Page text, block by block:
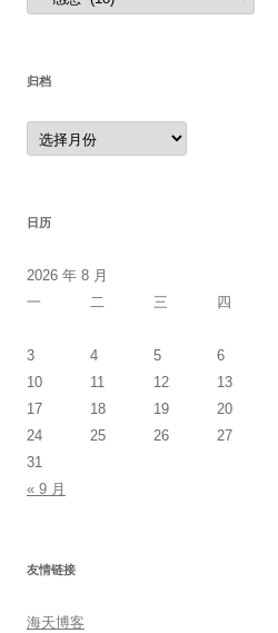
归档
归
档
日历
2026 年 8 月
一
二 三 四
3
4 5 6
10
11 12 13
17
18 19 20
24
25 26 27
31
« 9 月
友情链接
海天博客